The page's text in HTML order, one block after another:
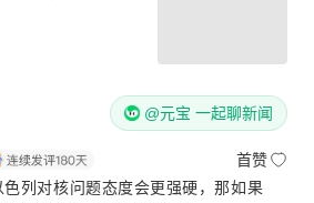
@元宝 一起聊新闻
首赞
色列对核问题态度会更强硬，那如果